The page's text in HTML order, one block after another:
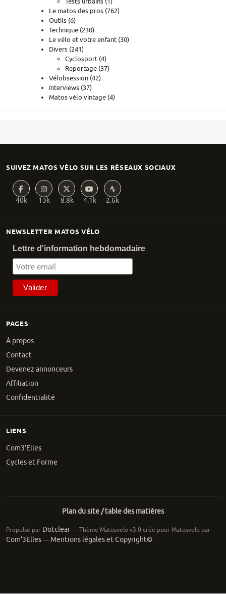
Le matos des pros (762)
Outils (6)
Technique (230)
Le vélo et votre enfant (30)
Divers (241)
Cyclosport (4)
Reportage (37)
Vélobsession (42)
Interviews (37)
Matos vélo vintage (4)
PAGES
À propos
Contact
Devenez annonceurs
Affiliation
Confidentialité
NEWSLETTER MATOS VÉLO
Lettre d'information hebdomadaire
SUIVEZ MATOS VÉLO SUR LES RÉSEAUX SOCIAUX
40k 13k 8.8k 4.1k 2.6k
LIENS
Com3'Elles
Cycles et Forme
Plan du site / table des matières
Propulsé par Dotclear— Thème Matosvelo v3.0 créé pour Matosvelo par
Com'3Elles— Mentions légales et Copyright©